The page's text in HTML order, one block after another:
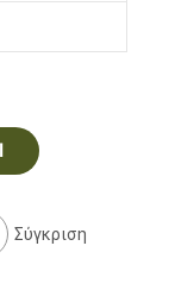
Σύγκριση